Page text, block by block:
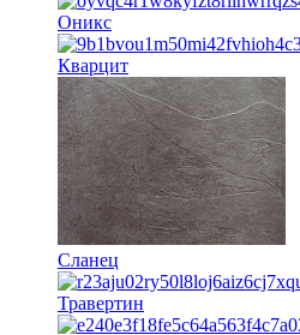
Оникс
Кварцит
Сланец
Травертин